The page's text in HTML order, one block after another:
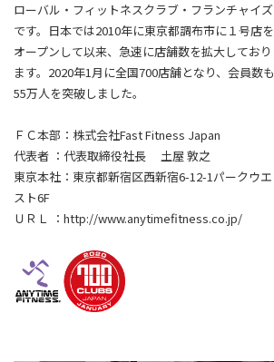
ローバル・フィットネスクラブ・フランチャイズ
です。日本では2010年に東京都調布市に１号店を
オープンして以来、急速に店舗数を拡大しており
ます。2020年1月に全国700店舗となり、会員数も
55万人を突破しました。
ＦＣ本部：株式会社Fast Fitness Japan
代表者 ：代表取締役社長 土屋 敦之
東京本社：東京都新宿区西新宿6-12-1パークウエ
スト6F
ＵＲＬ ：http://www.anytimefitness.co.jp/